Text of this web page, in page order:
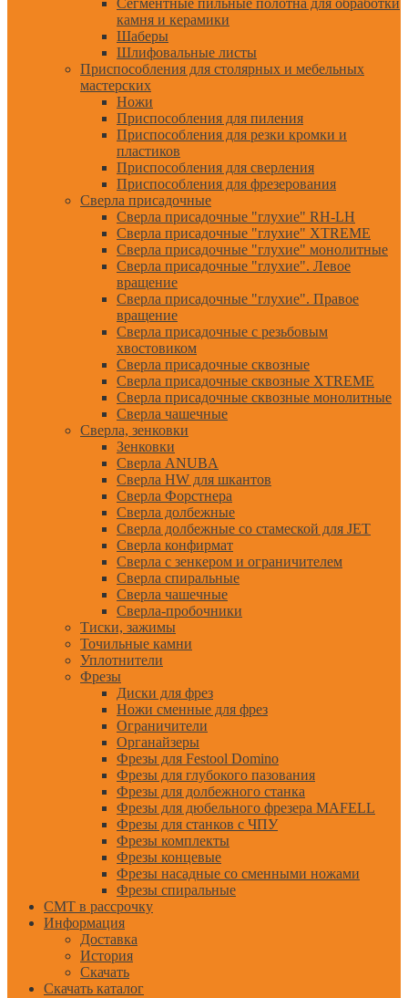
Сегментные пильные полотна для обработки
камня и керамики
Шаберы
Шлифовальные листы
Приспособления для столярных и мебельных
мастерских
Ножи
Приспособления для пиления
Приспособления для резки кромки и
пластиков
Приспособления для сверления
Приспособления для фрезерования
Сверла присадочные
Сверла присадочные "глухие" RH-LH
Сверла присадочные "глухие" XTREME
Сверла присадочные "глухие" монолитные
Сверла присадочные "глухие". Левое
вращение
Сверла присадочные "глухие". Правое
вращение
Сверла присадочные с резьбовым
хвостовиком
Сверла присадочные сквозные
Сверла присадочные сквозные XTREME
Сверла присадочные сквозные монолитные
Сверла чашечные
Сверла, зенковки
Зенковки
Сверла ANUBA
Сверла HW для шкантов
Сверла Форстнера
Сверла долбежные
Сверла долбежные со стамеской для JET
Сверла конфирмат
Сверла с зенкером и ограничителем
Сверла спиральные
Сверла чашечные
Сверла-пробочники
Тиски, зажимы
Точильные камни
Уплотнители
Фрезы
Диски для фрез
Ножи сменные для фрез
Ограничители
Органайзеры
Фрезы для Festool Domino
Фрезы для глубокого пазования
Фрезы для долбежного станка
Фрезы для дюбельного фрезера MAFELL
Фрезы для станков с ЧПУ
Фрезы комплекты
Фрезы концевые
Фрезы насадные со сменными ножами
Фрезы спиральные
CMT в рассрочку
Информация
Доставка
История
Скачать
Скачать каталог